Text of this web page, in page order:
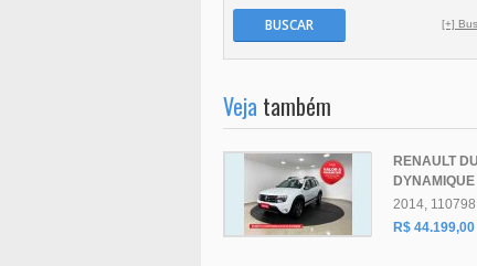
BUSCAR [+]
Veja também
RENAULT
DYNAMIQUE
2014, 110798
R$ 44.199,00